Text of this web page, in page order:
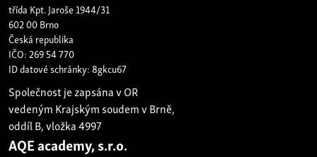
třída Kpt. Jaroše 1944/31
602 00 Brno
Česká republika
IČO: 269 54 770
ID datové schránky: 8gkcu67
Společnost je zapsána v OR
vedeným Krajským soudem v Brně,
oddíl B, vložka 4997
AQE academy, s.r.o.